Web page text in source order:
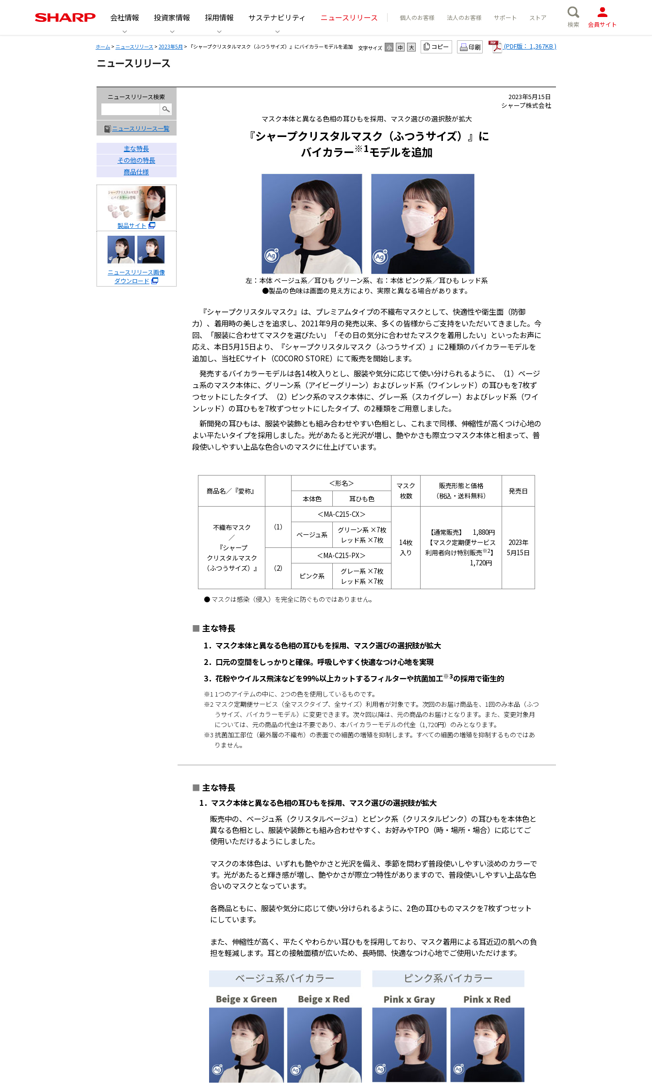
会社情報 投資家情報 採用情報 サステナビリティ ニュースリリース 個人のお客様 法人のお客様 サポート
ストア
検索
会員サイト
文字サイズ 小 中 大 コピー (PDF版： 1,367KB )
ホーム > ニュースリリース > 2023年5月 > 『シャープクリスタルマスク（ふつうサイズ）』にバイカラーモデルを追加
ニュースリリース検索
ニュースリリース一覧
主な特長
その他の特長
商品仕様
製品サイト
ニュースリリース画像
ダウンロード
2023年5月15日
シャープ株式会社
マスク本体と異なる色相の耳ひもを採用、マスク選びの選択肢が拡大
『シャープクリスタルマスク（ふつうサイズ）』に
バイカラー※1モデルを追加
左：本体 ベージュ系／耳ひも グリーン系、右：本体 ピンク系／耳ひも レッド系
●製品の色味は画面の見え方により、実際と異なる場合があります。
『シャープクリスタルマスク』は、プレミアムタイプの不織布マスクとして、快適性や衛生面（防御
力）、着用時の美しさを追求し、2021年9月の発売以来、多くの皆様からご支持をいただいてきました。今
回、「服装に合わせてマスクを選びたい」「その日の気分に合わせたマスクを着用したい」といったお声に
応え、本日5月15日より、『シャープクリスタルマスク（ふつうサイズ）』に2種類のバイカラーモデルを
追加し、当社ECサイト（COCORO STORE）にて販売を開始します。
発売するバイカラーモデルは各14枚入りとし、服装や気分に応じて使い分けられるように、（1）ベージ
ュ系のマスク本体に、グリーン系（アイビーグリーン）およびレッド系（ワインレッド）の耳ひもを7枚ず
つセットにしたタイプ、（2）ピンク系のマスク本体に、グレー系（スカイグレー）およびレッド系（ワイ
ンレッド）の耳ひもを7枚ずつセットにしたタイプ、の2種類をご用意しました。
新開発の耳ひもは、服装や装飾とも組み合わせやすい色相とし、これまで同様、伸縮性が高くつけ心地の
よい平たいタイプを採用しました。光があたると光沢が増し、艶やかさも際立つマスク本体と相まって、普
段使いしやすい上品な色合いのマスクに仕上げています。
商品名／『愛称』
＜形名＞
マスク
枚数
販売形態と価格
（税込・送料無料）
発売日
本体色
耳ひも色
不織布マスク
／
『シャープ
クリスタルマスク
（ふつうサイズ）』
（1）
＜MA-C215-CX＞
14枚
入り
【通常販売】 1,880円
【マスク定期便サービス
利用者向け特別販売※2】
1,720円
2023年
5月15日
ベージュ系
グリーン系 ×7枚
レッド系 ×7枚
（2）
＜MA-C215-PX＞
ピンク系
グレー系 ×7枚
レッド系 ×7枚
● マスクは感染（侵入）を完全に防ぐものではありません。
■ 主な特長
1．マスク本体と異なる色相の耳ひもを採用、マスク選びの選択肢が拡大
2．口元の空間をしっかりと確保。呼吸しやすく快適なつけ心地を実現
3．花粉やウイルス飛沫などを99%以上カットするフィルターや抗菌加工※3の採用で衛生的
※1 1つのアイテムの中に、2つの色を使用しているものです。
※2 マスク定期便サービス（全マスクタイプ、全サイズ）利用者が対象です。次回のお届け商品を、1回のみ本品（ふつ
うサイズ、バイカラーモデル）に変更できます。次々回以降は、元の商品のお届けとなります。また、変更対象月
については、元の商品の代金は不要であり、本バイカラーモデルの代金（1,720円）のみとなります。
※3 抗菌加工部位（最外層の不織布）の表面での細菌の増殖を抑制します。すべての細菌の増殖を抑制するものではあ
りません。
■ 主な特長
1．マスク本体と異なる色相の耳ひもを採用、マスク選びの選択肢が拡大
販売中の、ベージュ系（クリスタルベージュ）とピンク系（クリスタルピンク）の耳ひもを本体色と
異なる色相とし、服装や装飾とも組み合わせやすく、お好みやTPO（時・場所・場合）に応じてご
使用いただけるようにしました。
マスクの本体色は、いずれも艶やかさと光沢を備え、季節を問わず普段使いしやすい淡めのカラーで
す。光があたると輝き感が増し、艶やかさが際立つ特性がありますので、普段使いしやすい上品な色
合いのマスクとなっています。
各商品ともに、服装や気分に応じて使い分けられるように、2色の耳ひものマスクを7枚ずつセット
にしています。
また、伸縮性が高く、平たくやわらかい耳ひもを採用しており、マスク着用による耳近辺の肌への負
担を軽減します。耳との接触面積が広いため、長時間、快適なつけ心地でご使用いただけます。